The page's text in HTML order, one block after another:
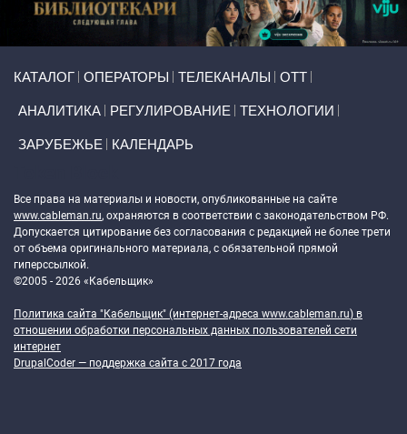
КАТАЛОГ ОПЕРАТОРЫ ТЕЛЕКАНАЛЫ ОТТ
АНАЛИТИКА РЕГУЛИРОВАНИЕ ТЕХНОЛОГИИ
ЗАРУБЕЖЬЕ КАЛЕНДАРЬ
Все права на материалы и новости, опубликованные на сайте
www.cableman.ru, охраняются в соответствии с законодательством РФ.
Допускается цитирование без согласования с редакцией не более трети
от объема оригинального материала, с обязательной прямой
гиперссылкой.
©2005 - 2026 «Кабельщик»
Политика сайта "Кабельщик" (интернет-адреса www.cableman.ru) в
отношении обработки персональных данных пользователей сети
интернет
DrupalCoder — поддержка сайта c 2017 года